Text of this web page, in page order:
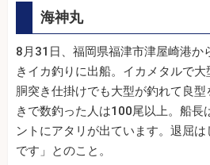
海神丸
8月31日、福岡県福津市津屋崎港か
きイカ釣りに出船。イカメタルで大
胴突き仕掛けでも大型が釣れて良
きで数釣った人は100尾以上。船長
ントにアタリが出ています。退屈
です」とのこと。